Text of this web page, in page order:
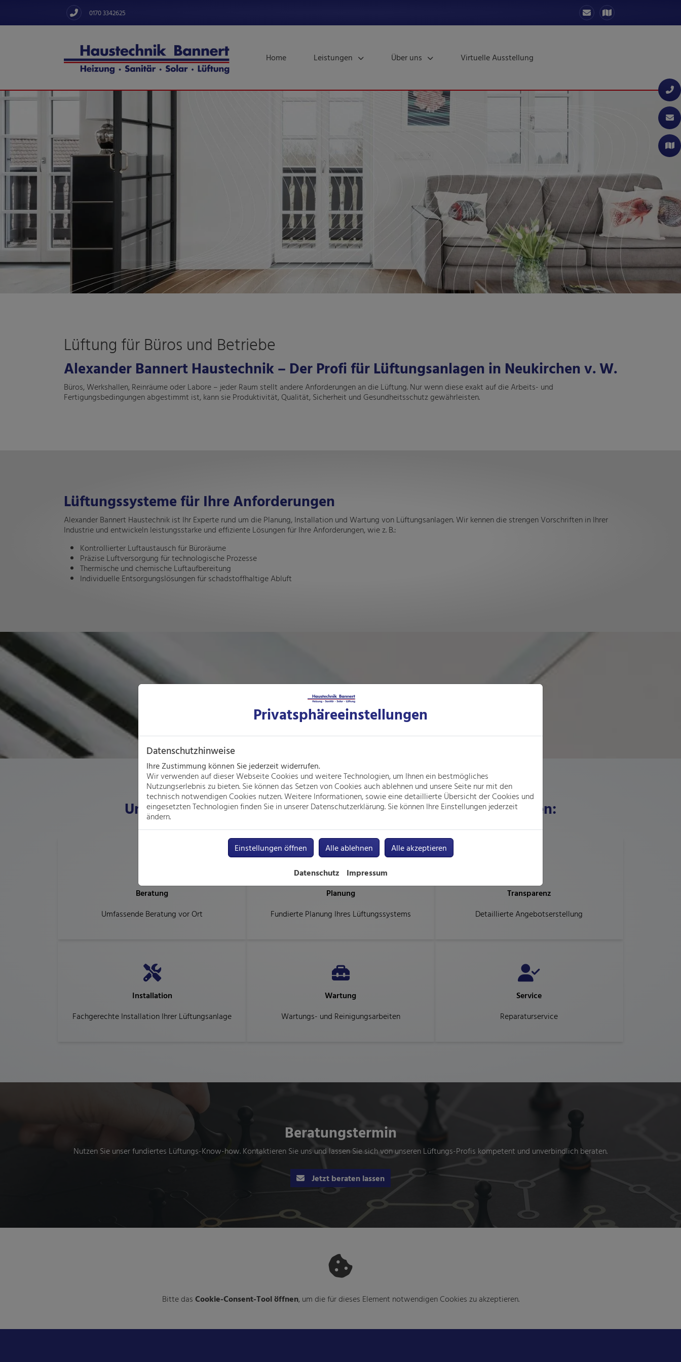
0170 3342625
Home Leistungen Über uns Virtuelle Ausstellung
Lüftung für Büros und Betriebe
Alexander Bannert Haustechnik – Der Profi für Lüftungsanlagen in Neukirchen v. W.
Büros, Werkshallen, Reinräume oder Labore – jeder Raum stellt andere Anforderungen an die Lüftung. Nur wenn diese exakt auf die Arbeits- und
Fertigungsbedingungen abgestimmt ist, kann sie Produktivität, Qualität, Sicherheit und Gesundheitsschutz gewährleisten.
Lüftungssysteme für Ihre Anforderungen
Alexander Bannert Haustechnik ist Ihr Experte rund um die Planung, Installation und Wartung von Lüftungsanlagen. Wir kennen die strengen Vorschriften in Ihrer
Industrie und entwickeln leistungsstarke und effiziente Lösungen für Ihre Anforderungen, wie z. B.:
Kontrollierter Luftaustausch für Büroräume
Präzise Luftversorgung für technologische Prozesse
Thermische und chemische Luftaufbereitung
Individuelle Entsorgungslösungen für schadstoffhaltige Abluft
Unsere Leistungen im Bereich Lüftungsanlagen für Unternehmen:
Beratung
Umfassende Beratung vor Ort
Planung
Fundierte Planung Ihres Lüftungssystems
Transparenz
Detaillierte Angebotserstellung
Installation
Fachgerechte Installation Ihrer Lüftungsanlage
Wartung
Wartungs- und Reinigungsarbeiten
Service
Reparaturservice
Beratungstermin
Nutzen Sie unser fundiertes Lüftungs-Know-how. Kontaktieren Sie uns und lassen Sie sich von unseren Lüftungs-Profis kompetent und unverbindlich beraten.
Jetzt beraten lassen
Bitte das Cookie-Consent-Tool öffnen, um die für dieses Element notwendigen Cookies zu akzeptieren.
Privatsphäre­einstellungen
Datenschutzhinweise
Ihre Zustimmung können Sie jederzeit widerrufen.
Wir verwenden auf dieser Webseite Cookies und weitere Technologien, um Ihnen ein bestmögliches
Nutzungserlebnis zu bieten. Sie können das Setzen von Cookies auch ablehnen und unsere Seite nur mit den
technisch notwendigen Cookies nutzen. Weitere Informationen, sowie eine detaillierte Übersicht der Cookies und
eingesetzten Technologien finden Sie in unserer Datenschutzerklärung. Sie können Ihre Einstellungen jederzeit
ändern.
Einstellungen öffnen Alle ablehnen Alle akzeptieren
Datenschutz Impressum